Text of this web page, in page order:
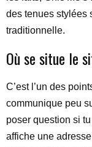
des tenues stylées
traditionnelle.
Où se situe le
C’est l’un des
communique peu
poser question si
affiche une